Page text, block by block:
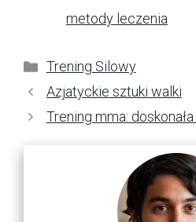
metody leczenia
Kategorie
Trening Silowy
Azjatyckie sztuki walki
Trening mma: